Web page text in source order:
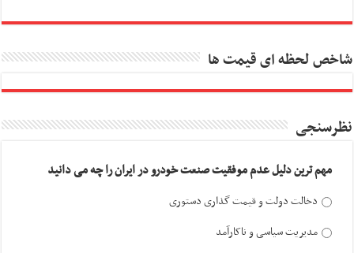
شاخص لحظه ای قیمت ها
نظرسنجی
مهم ترین دلیل عدم موفقیت صنعت خودرو در ایران را چه می دانید
دخالت دولت و قیمت گذاری دستوری
مدیریت سیاسی و ناکارآمد